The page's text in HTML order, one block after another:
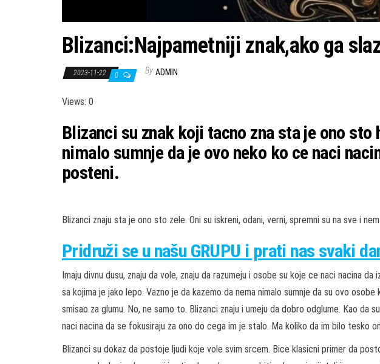
Blizanci:Najpametniji znak,ako ga
2023-11-22 0 By ADMIN
Views: 0
Blizanci su znak koji tacno zna sta je ono
nimalo sumnje da je ovo neko ko ce naci
posteni.
Blizanci znaju sta je ono sto zele. Oni su iskreni, odani, verni, spremni su na sve i
Pridruži se u našu GRUPU i prati nas svaki
Imaju divnu dusu, znaju da vole, znaju da razumeju i osobe su koje ce naci nacina
sa kojima je jako lepo. Vazno je da kazemo da nema nimalo sumnje da su ovo
smisao za glumu. No, ne samo to. Blizanci znaju i umeju da dobro odglume. Kao
naci nacina da se fokusiraju za ono do cega im je stalo. Ma koliko da im bilo tesko
Blizanci su dokaz da postoje ljudi koje vole svim srcem. Bice klasicni primer da